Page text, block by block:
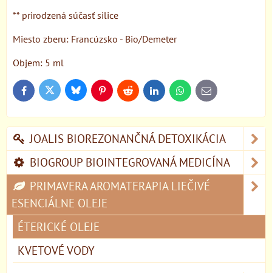
** prirodzená súčasť silice
Miesto zberu: Francúzsko - Bio/Demeter
Objem: 5 ml
FacebookTwitter BlueskyPinterestReddit LinkedInWhatsApp
E-
mail
JOALIS BIOREZONANČNÁ DETOXIKÁCIA
BIOGROUP BIOINTEGROVANÁ MEDICÍNA
PRIMAVERA AROMATERAPIA LIEČIVÉ
ESENCIÁLNE OLEJE
ÉTERICKÉ OLEJE
KVETOVÉ VODY